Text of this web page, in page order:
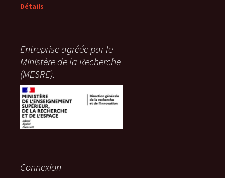
Détails
Entreprise agréée par le
Ministère de la Recherche
(MESRE).
Connexion